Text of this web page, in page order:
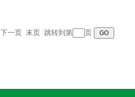
下一页 末页 跳转到第 页